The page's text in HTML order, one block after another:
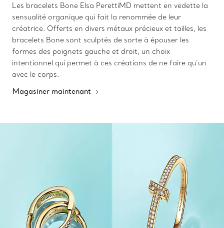
Les bracelets Bone Elsa PerettiMD mettent en vedette la
sensualité organique qui fait la renommée de leur
créatrice. Offerts en divers métaux précieux et tailles, les
bracelets Bone sont sculptés de sorte à épouser les
formes des poignets gauche et droit, un choix
intentionnel qui permet à ces créations de ne faire qu’un
avec le corps.
Magasiner maintenant